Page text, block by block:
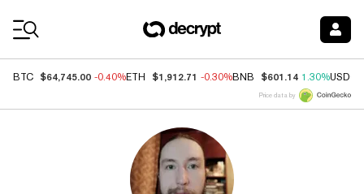
BTC $64,745.00 -0.40%ETH $1,912.71 -0.30%BNB $601.14 1.30%USDC
Price data by